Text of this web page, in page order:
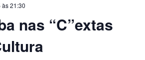
nas “C”extas
21:30